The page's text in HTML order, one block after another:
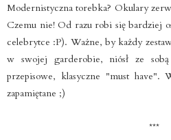
Modernistyczna torebka? Okulary
Czemu nie! Od razu robi się bardziej
celebrytce :P). Ważne, by każdy
w swojej garderobie, niósł ze
przepisowe, klasyczne "must have".
zapamiętane ;)
***